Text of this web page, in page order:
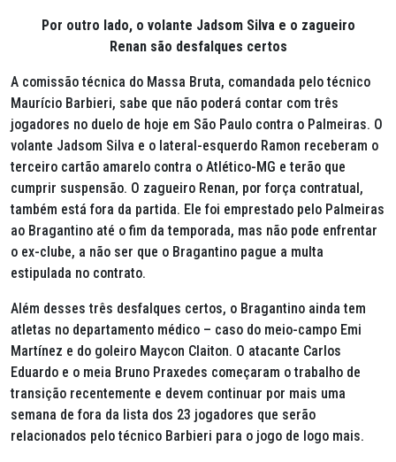
Por outro lado, o volante Jadsom Silva e o zagueiro
Renan são desfalques certos
A comissão técnica do Massa Bruta, comandada pelo técnico
Maurício Barbieri, sabe que não poderá contar com três
jogadores no duelo de hoje em São Paulo contra o Palmeiras. O
volante Jadsom Silva e o lateral-esquerdo Ramon receberam o
terceiro cartão amarelo contra o Atlético-MG e terão que
cumprir suspensão. O zagueiro Renan, por força contratual,
também está fora da partida. Ele foi emprestado pelo Palmeiras
ao Bragantino até o fim da temporada, mas não pode enfrentar
o ex-clube, a não ser que o Bragantino pague a multa
estipulada no contrato.
Além desses três desfalques certos, o Bragantino ainda tem
atletas no departamento médico – caso do meio-campo Emi
Martínez e do goleiro Maycon Claiton. O atacante Carlos
Eduardo e o meia Bruno Praxedes começaram o trabalho de
transição recentemente e devem continuar por mais uma
semana de fora da lista dos 23 jogadores que serão
relacionados pelo técnico Barbieri para o jogo de logo mais.